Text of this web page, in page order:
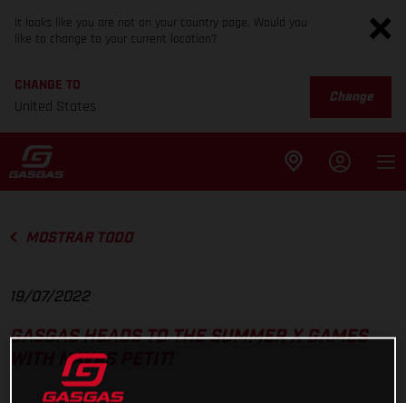
It looks like you are not on your country page. Would you
like to change to your current location?
CHANGE TO
United States
Change
MOSTRAR TODO
19/07/2022
GASGAS HEADS TO THE SUMMER X GAMES
WITH NAVAS PETIT!